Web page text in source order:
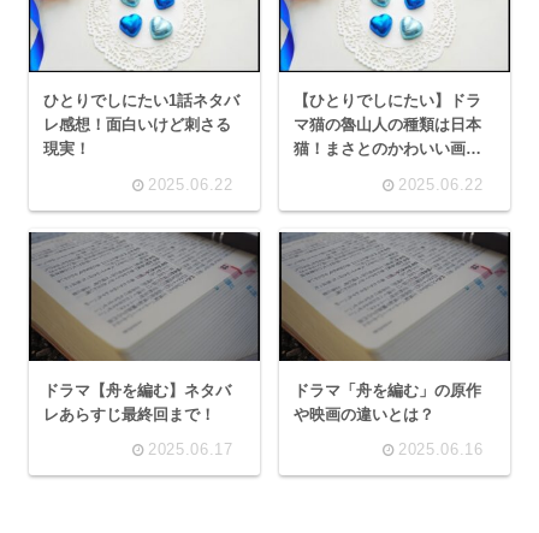
ひとりでしにたい1話ネタバ
レ感想！面白いけど刺さる
現実！
2025.06.22
【ひとりでしにたい】ドラ
マ猫の魯山人の種類は日本
猫！まさとのかわいい画像
2025.06.22
ドラマ【舟を編む】ネタバ
レあらすじ最終回まで！
2025.06.17
ドラマ「舟を編む」の原作
や映画の違いとは？
2025.06.16